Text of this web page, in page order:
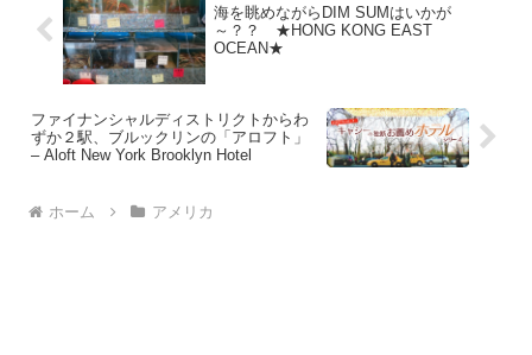
海を眺めながらDIM SUMはいかが
～？？ ★HONG KONG EAST
OCEAN★
ファイナンシャルディストリクトからわ
ずか２駅、ブルックリンの「アロフト」
– Aloft New York Brooklyn Hotel
ホーム アメリカ